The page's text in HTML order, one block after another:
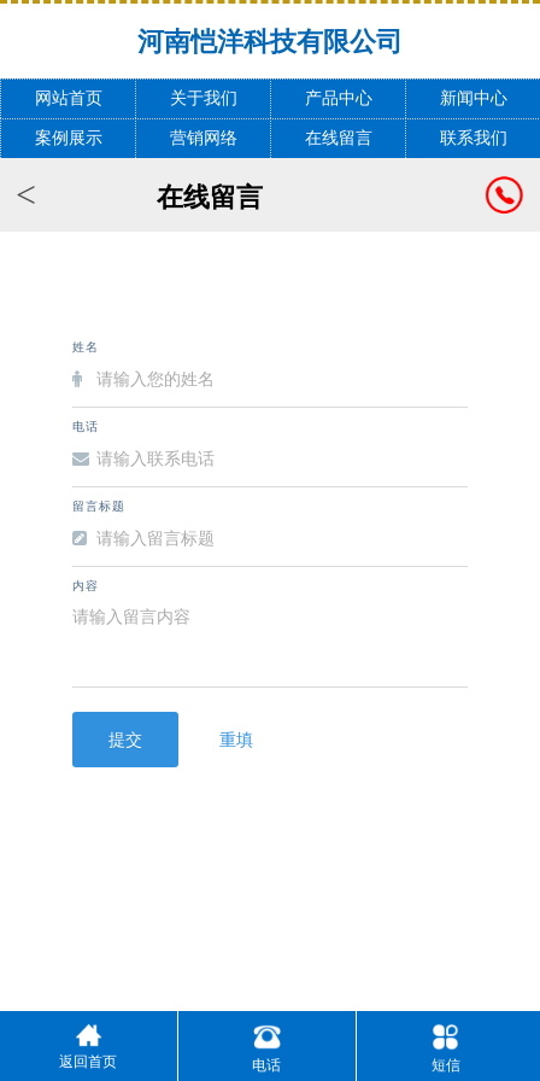
河南恺洋科技有限公司
网站首页 关于我们 产品中心 新闻中心
案例展示 营销网络 在线留言 联系我们
< 在线留言
姓名
电话
留言标题
内容
提交 重填
返回首页 电话 短信